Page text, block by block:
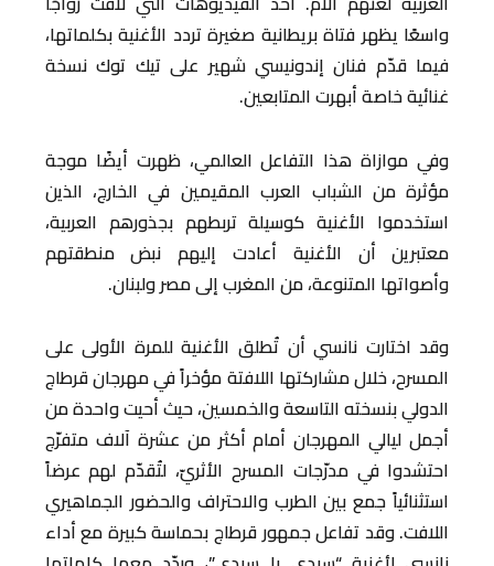
واسعًا يظهر فتاة بريطانية صغيرة تردد الأغنية بكلماتها،
فيما قدّم فنان إندونيسي شهير على تيك توك نسخة
غنائية خاصة أبهرت المتابعين.
وفي موازاة هذا التفاعل العالمي، ظهرت أيضًا موجة
مؤثرة من الشباب العرب المقيمين في الخارج، الذين
استخدموا الأغنية كوسيلة تربطهم بجذورهم العربية،
معتبرين أن الأغنية أعادت إليهم نبض منطقتهم
وأصواتها المتنوعة، من المغرب إلى مصر ولبنان.
وقد اختارت نانسي أن تُطلق الأغنية للمرة الأولى على
المسرح، خلال مشاركتها اللافتة مؤخراً في مهرجان قرطاج
الدولي بنسخته التاسعة والخمسين، حيث أحيت واحدة من
أجمل ليالي المهرجان أمام أكثر من عشرة آلاف متفرّج
احتشدوا في مدرّجات المسرح الأثريّ، لتُقدّم لهم عرضاً
استثنائياً جمع بين الطرب والاحتراف والحضور الجماهيري
اللافت. وقد تفاعل جمهور قرطاج بحماسة كبيرة مع أداء